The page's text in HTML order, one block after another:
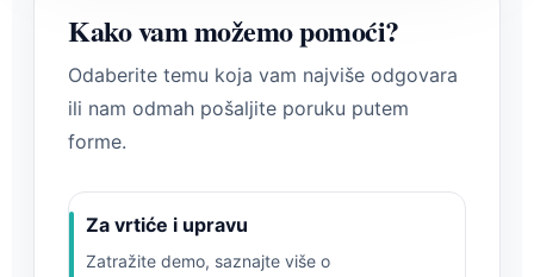
Kako vam možemo pomoći?
Odaberite temu koja vam najviše odgovara
ili nam odmah pošaljite poruku putem
forme.
Za vrtiće i upravu
Zatražite demo, saznajte više o